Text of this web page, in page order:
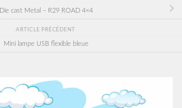
Die cast Metal – R29 ROAD 4×4
ARTICLE PRÉCÉDENT
Mini lampe USB flexible bleue